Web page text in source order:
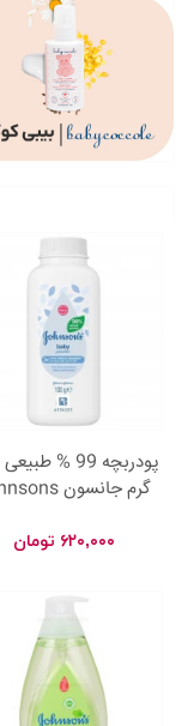
گرم جانسون Johnsons
۶۲۰,۰۰۰ تومان